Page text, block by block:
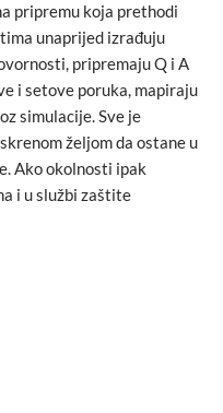
pripremu koja prethodi
unaprijed izrađuju
pripremaju Q i A
i setove poruka, mapiraju
simulacije. Sve je
željom da ostane u
Ako okolnosti ipak
i u službi zaštite